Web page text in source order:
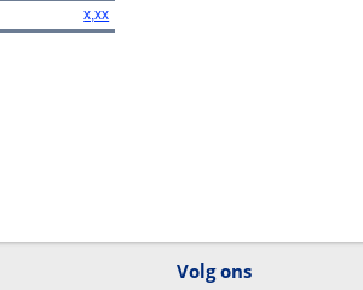
x,xx
Volg ons